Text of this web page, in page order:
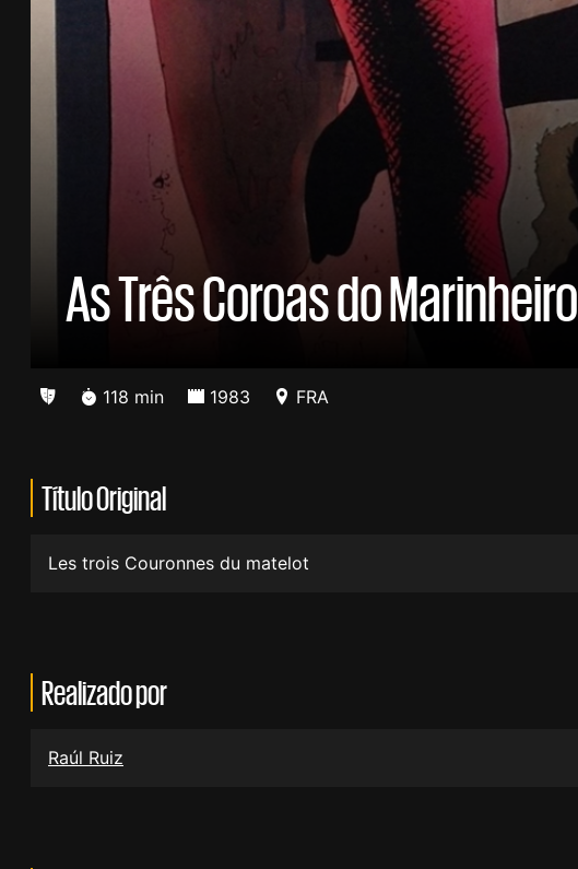
As Três Coroas do Marinheiro
118 min 1983 FRA
Título Original
Les trois Couronnes du matelot
Realizado por
Raúl Ruiz